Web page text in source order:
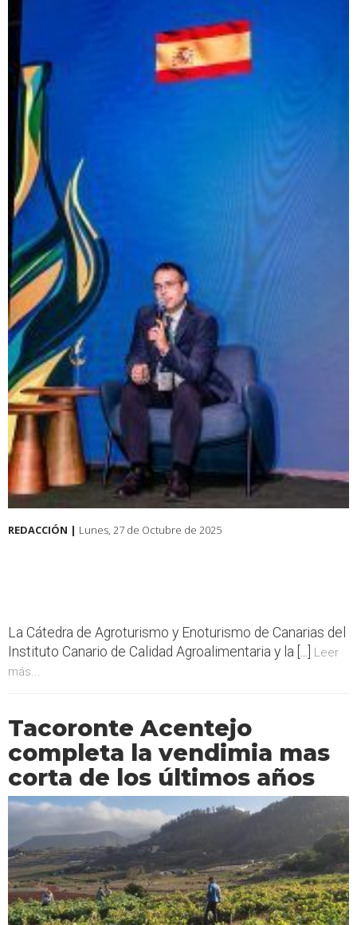
REDACCIÓN | Lunes, 27 de Octubre de 2025
La Cátedra de Agroturismo y Enoturismo de Canarias del
Instituto Canario de Calidad Agroalimentaria y la [...] Leer
más...
Tacoronte Acentejo
completa la vendimia mas
corta de los últimos años